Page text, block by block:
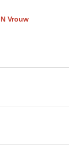
Vrouw